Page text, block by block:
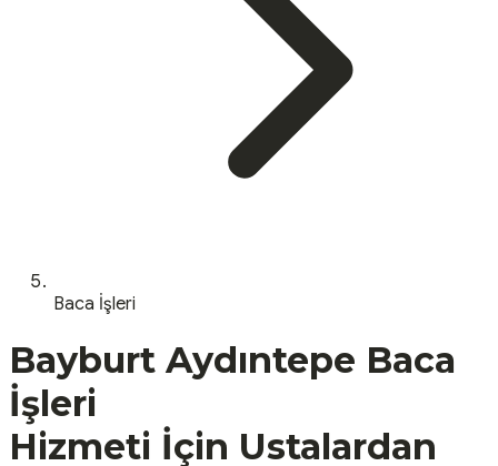
Baca İşleri
Bayburt Aydıntepe Baca
İşleri
Hizmeti İçin Ustalardan